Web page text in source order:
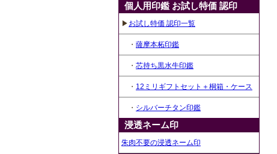
個人用印鑑 お試し特価 認印
▶ お試し特価 認印一覧
・ 薩摩本柘印鑑
・ 芯持ち黒水牛印鑑
・ 12ミリギフトセット＋桐箱・ケース
・ シルバーチタン印鑑
浸透ネーム印
朱肉不要の浸透ネーム印